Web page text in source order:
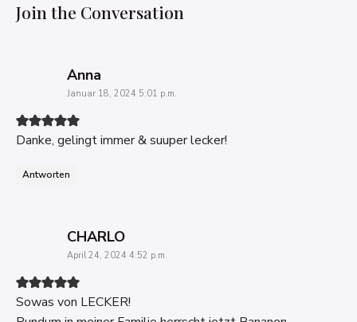
Join the Conversation
Anna
Januar 18, 2024 5:01 p.m.
Danke, gelingt immer & suuper lecker!
Antworten
CHARLOsays:
April 24, 2024 4:52 p.m.
Sowas von LECKER!